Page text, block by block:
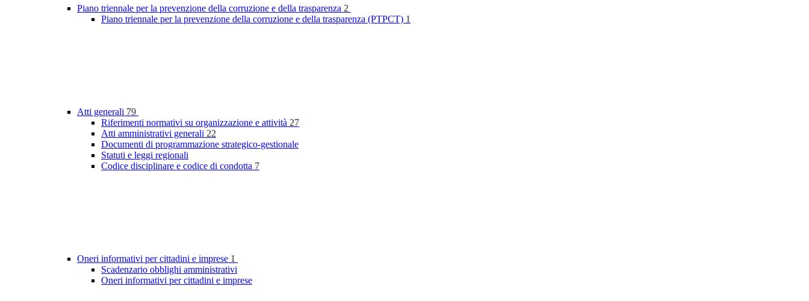
Piano triennale per la prevenzione della corruzione e della trasparenza 2
Piano triennale per la prevenzione della corruzione e della trasparenza (PTPCT) 1
Atti generali 79
Riferimenti normativi su organizzazione e attività 27
Atti amministrativi generali 22
Documenti di programmazione strategico-gestionale
Statuti e leggi regionali
Codice disciplinare e codice di condotta 7
Oneri informativi per cittadini e imprese 1
Scadenzario obblighi amministrativi
Oneri informativi per cittadini e imprese